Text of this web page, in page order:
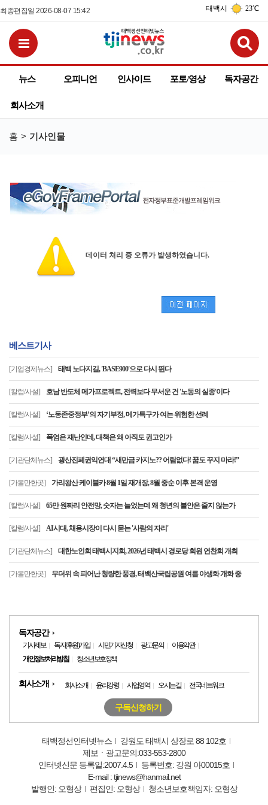
최종편집일 2026-08-07 15:42 태백시 23℃
뉴스 오피니언 인사이드 포토/영상 독자공간
회사소개
홈 기사인물
데이터 처리 중 오류가 발생하였습니다.
베스트기사
[기업경제뉴스] 태백 노다지길, 'BASE900'으로 다시 뛴다
[칼럼/사설] 호남 반도체 메가프로젝트, 전력보다 무서운 건 '노동의 실종'이다
[칼럼/사설] ‘노동존중정부’의 자기부정, 메가특구가 여는 위험한 선례
[칼럼/사설] 폭염은 재난인데, 대책은 왜 아직도 권고인가
[기관단체뉴스] 광산진폐권익연대 “새만금 카지노?? 어림없다! 꿈도 꾸지 마라!”
[가볼만한곳] 가리왕산 케이블카 8월 1일 재개장, 8월 중순 이후 본격 운영
[칼럼/사설] 65만 원짜리 안전망, 숫자는 늘었는데 왜 청년의 불안은 줄지 않는가
[칼럼/사설] AI시대, 채용시장이 다시 묻는 '사람의 자리'
[기관단체뉴스] 대한노인회 태백시지회, 2026년 태백시 경로당 회원 연찬회 개최
[가볼만한곳] 무더위 속 피어난 청량한 풍경, 태백산국립공원 여름 야생화 개화 중
독자공간
기사제보 독자(후원)가입 시민기자신청 광고문의
이용약관
개인정보처리방침
청소년보호정책
회사소개 회사소개 윤리강령 사업영역 오시는길 전국네트워크
구독신청하기
태백정선인터넷뉴스
강원도 태백시 상장로 88 102호
제보ㆍ광고문의:033-553-2800
인터넷신문 등록일:2007.4.5
등록번호: 강원 아00015호
E-mail : tjinews@hanmail.net
발행인: 오형상
편집인: 오형상 청소년보호책임자: 오형상